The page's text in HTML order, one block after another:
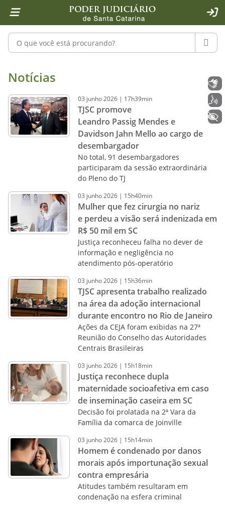
1 Ir para o conteúdo
2 Ir para a ferramenta de acessibilidade - Rybená
4 Ir para o menu principal
5 Ir para a pesquisa
6 Ir para o rodapé
7 Ir para a página inicial
Pesquisar no portal
Notícias - Imprensa - Poder
Notícias
03 junho2026 | 17h39min
TJSC promove
Leandro Passig Mendes e
Davidson Jahn Mello ao cargo de
desembargador
No total, 91 desembargadores
participaram da sessão extraordinária
do Pleno do TJ
03 junho2026 | 15h40min
Mulher que fez cirurgia no nariz
e perdeu a visão será indenizada em
R$ 50 mil em SC
Justiça reconheceu falha no dever de
informação e negligência no
atendimento pós-operatório
03 junho2026 | 15h36min
TJSC apresenta trabalho realizado
na área da adoção internacional
durante encontro no Rio de Janeiro
Ações da CEJA foram exibidas na 27ª
Reunião do Conselho das Autoridades
Centrais Brasileiras
03 junho2026 | 15h18min
Justiça reconhece dupla
maternidade socioafetiva em caso
de inseminação caseira em SC
Decisão foi prolatada na 2ª Vara da
Família da comarca de Joinville
03 junho2026 | 15h14min
Homem é condenado por danos
morais após importunação sexual
contra empresária
Atitudes também resultaram em
condenação na esfera criminal
+ Acessibilidade